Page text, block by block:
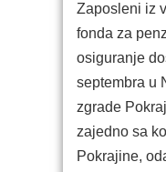
Zaposleni iz
fonda za
osiguranje
septembra u
zgrade
zajedno sa
Pokrajine,